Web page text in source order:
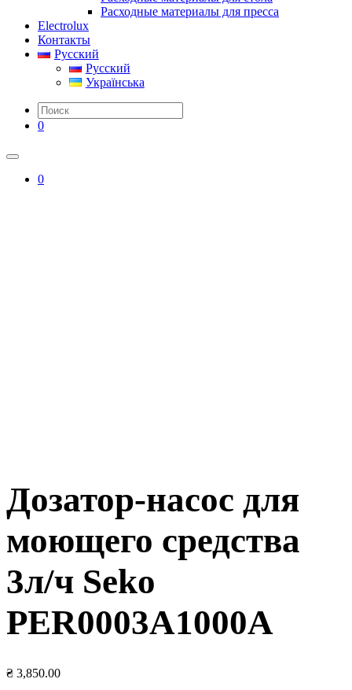
Расходные материалы для пресса
Electrolux
Контакты
Русский
Русский
Українська
0
0
Дозатор-насос для
моющего средства
3л/ч Seko
PER0003A1000A
₴ 3,850.00